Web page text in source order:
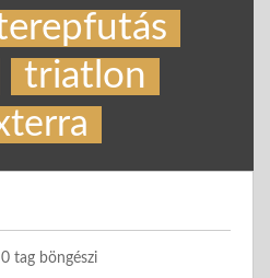
triatlon
tag böngészi